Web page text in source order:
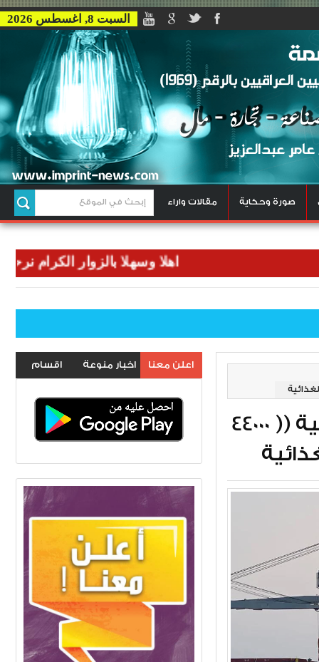
السبت 8, اغسطس 2026
صورة وحكاية مقالات واراء
اهلا وسهلا بالزوار الكرام نرحب
التجارة تعلن وصول باخرة محملة بكمية (( 44000
اعلن معنا اخبار منوعة
اقسام